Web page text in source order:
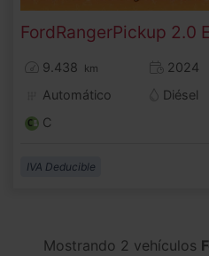
FordRanger
9.438 km
2024
Automático
Diésel
C
IVA Deducible
Mostrando 2 vehículos